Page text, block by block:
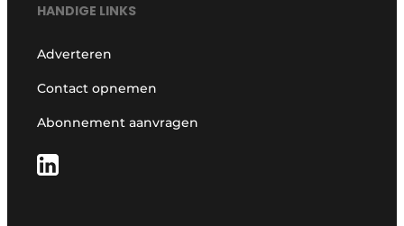
HANDIGE LINKS
Adverteren
Contact opnemen
Abonnement aanvragen